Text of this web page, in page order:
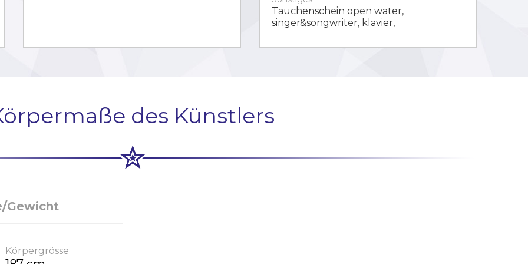
Tauchenschein open water,
singer&songwriter, klavier,
des Künstlers
Gewicht
Körpergrösse